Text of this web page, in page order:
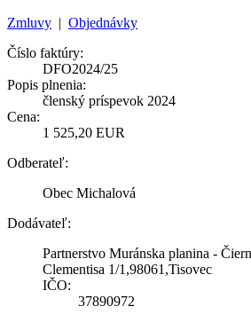
Zmluvy | Objednávky
Číslo faktúry:
DFO2024/25
Popis plnenia:
členský príspevok 2024
Cena:
1 525,20 EUR
Odberateľ:
Obec Michalová
Dodávateľ:
Partnerstvo Muránska planina -
Clementisa 1/1,98061,Tisovec
IČO:
37890972